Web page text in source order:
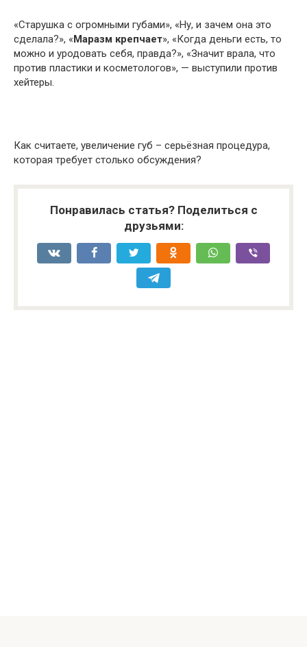
«Старушка с огромными губами», «Ну, и зачем она это
сделала?», «Маразм крепчает», «Когда деньги есть, то
можно и уродовать себя, правда?», «Значит врала, что
против пластики и косметологов», — выступили против
хейтеры.
Как считаете, увеличение губ – серьёзная процедура,
которая требует столько обсуждения?
Понравилась статья? Поделиться с
друзьями: